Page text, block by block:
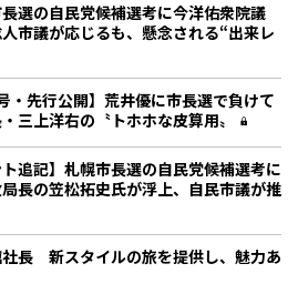
長選の自民党候補選考に今洋佑衆院議
市議が応じるも、懸念される“出来レ
・先行公開】荒井優に市長選で負けて
三上洋右の〝トホホな皮算用〟
ト追記】札幌市長選の自民党候補選考に
長の笠松拓史氏が浮上、自民市議が推
長 新スタイルの旅を提供し、魅力あ